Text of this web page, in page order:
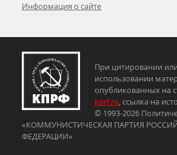
Информация о сайте
При цитировании
использовании
опубликованных на
kprf.ru, ссылка на
© 1993-2026
«КОММУНИСТИЧЕСКАЯ ПАРТИЯ
ФЕДЕРАЦИИ»